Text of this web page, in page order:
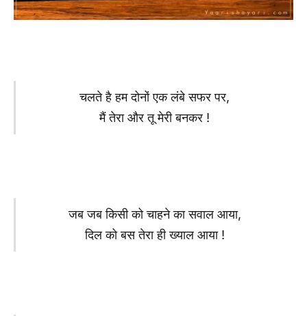
चलते है हम दोनों एक लंबे सफर पर,
मैं तेरा और तू मेरी बनकर !
जब जब किसी को चाहने का सवाल आया,
दिल को बस तेरा ही ख्याल आया !